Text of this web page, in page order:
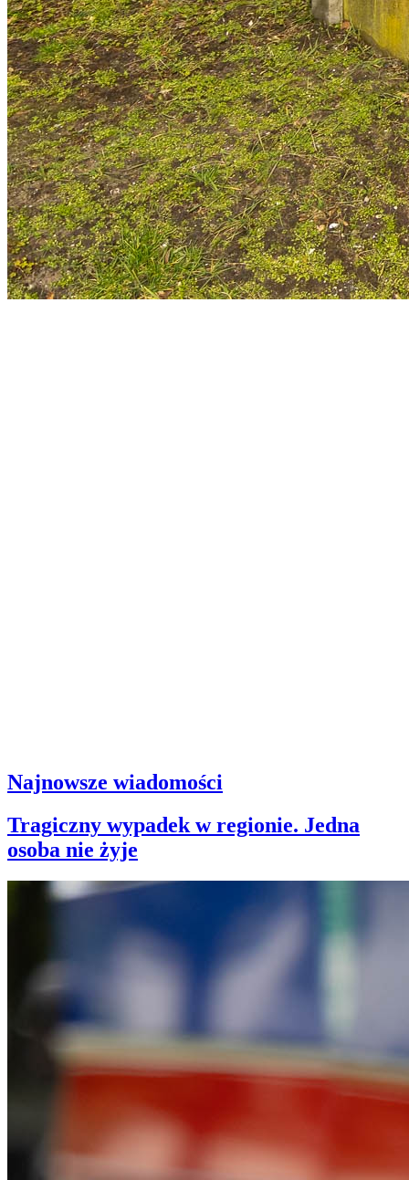
Najnowsze wiadomości
Tragiczny wypadek w regionie. Jedna
osoba nie żyje